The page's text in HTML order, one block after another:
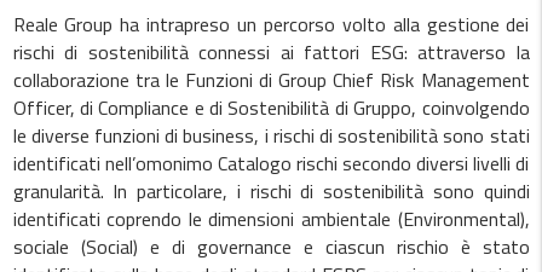
Reale Group ha intrapreso un percorso volto alla gestione dei
rischi di sostenibilità connessi ai fattori ESG: attraverso la
collaborazione tra le Funzioni di Group Chief Risk Management
Officer, di Compliance e di Sostenibilità di Gruppo, coinvolgendo
le diverse funzioni di business, i rischi di sostenibilità sono stati
identificati nell’omonimo Catalogo rischi secondo diversi livelli di
granularità. In particolare, i rischi di sostenibilità sono quindi
identificati coprendo le dimensioni ambientale (Environmental),
sociale (Social) e di governance e ciascun rischio è stato